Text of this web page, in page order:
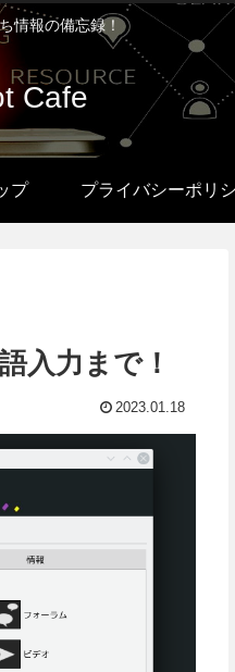
情報の備忘録！
Cafe
プ プライバシーポリ
入力まで！
2023.01.18